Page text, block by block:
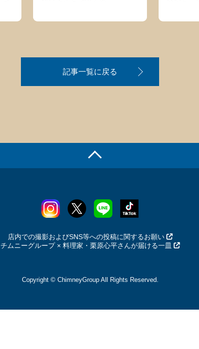
記事一覧に戻る
店内での撮影およびSNS等への投稿に関するお願い
チムニーグループ × 料理家・栗原心平さんが届ける一皿
Copyright © ChimneyGroup All Rights Reserved.